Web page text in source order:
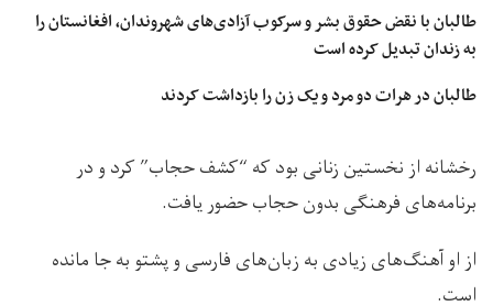
طالبان با نقض حقوق بشر و سرکوب آزادی‌های شهروندان، افغانستان را
به زندان تبدیل کرده است
طالبان در هرات دو مرد و یک زن را بازداشت کردند
رخشانه از نخستین زنانی بود که “کشف حجاب” کرد و در
برنامه‌های فرهنگی بدون حجاب حضور یافت.
از او آهنگ‌های زیادی به زبان‌های فارسی و پشتو به جا مانده
است.